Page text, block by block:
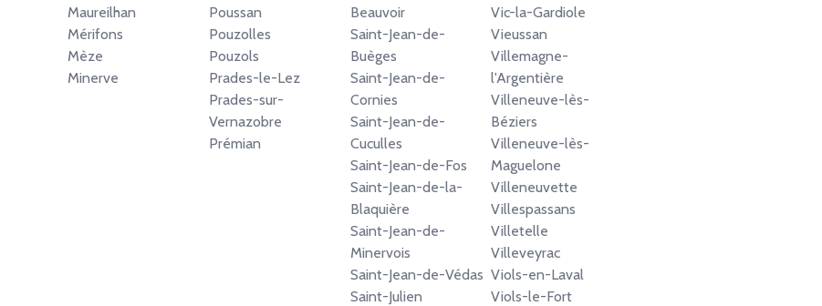
Maureilhan
Mérifons
Mèze
Minerve
Poussan
Pouzolles
Pouzols
Prades-le-Lez
Prades-sur-
Vernazobre
Prémian
Beauvoir
Saint-Jean-de-
Buèges
Saint-Jean-de-
Cornies
Saint-Jean-de-
Cuculles
Saint-Jean-de-Fos
Saint-Jean-de-la-
Blaquière
Saint-Jean-de-
Minervois
Saint-Jean-de-Védas
Saint-Julien
Vic-la-Gardiole
Vieussan
Villemagne-
l'Argentière
Villeneuve-lès-
Béziers
Villeneuve-lès-
Maguelone
Villeneuvette
Villespassans
Villetelle
Villeveyrac
Viols-en-Laval
Viols-le-Fort